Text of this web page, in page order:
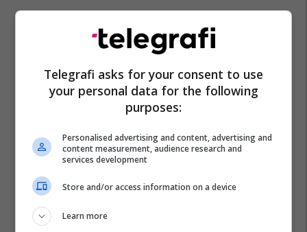
Telegrafi asks for your consent to use
your personal data for the following
purposes:
Personalised advertising and content, advertising and
content measurement, audience research and
services development
Store and/or access information on a device
Learn more